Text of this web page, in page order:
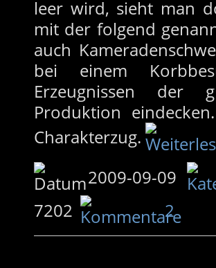
leer wird, sieht man
mit der folgend
auch
bei einem
Erzeugnissen der
Produktion
Charakterzug.
2009-09-09
7202
2